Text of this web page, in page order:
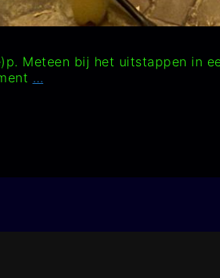
Meteen bij het uitstappen in
…